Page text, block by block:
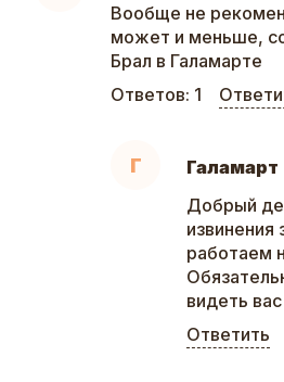
Вообще не
может и меньше,
Брал в Галамарте
Ответов: 1
Г Галамарт
Добрый
работаем
видеть
Ответить